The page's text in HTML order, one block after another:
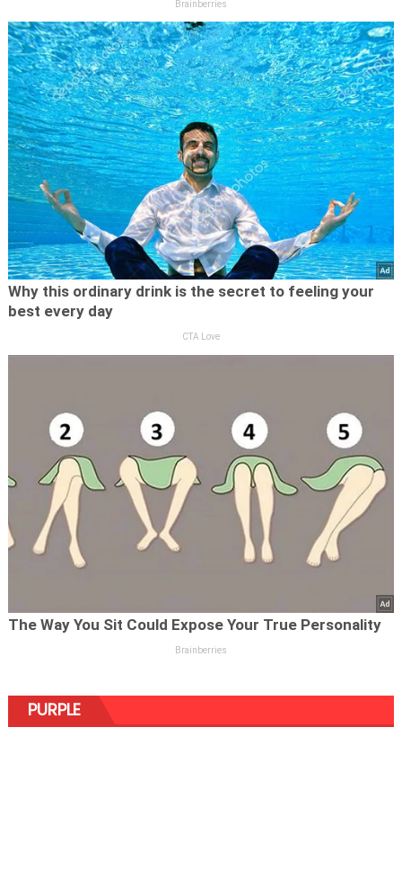
PURPLE